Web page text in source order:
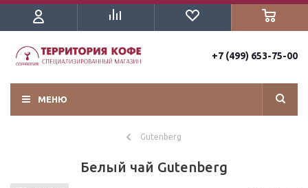
+7 (499) 653-75-00
МЕНЮ
Gutenberg
Белый чай Gutenberg